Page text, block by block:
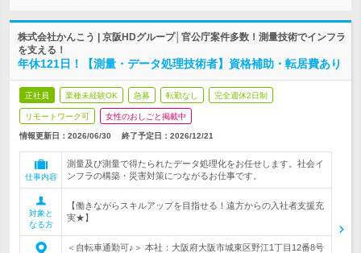
株式会社かんこう | 京阪HDグループ│官公庁案件多数！測量技術でインフラ
を支える！
年休121日！【測量・データ処理技術者】資格補助・転居費あり
正社員 業種未経験OK 急募 転勤なし 完全週休2日制
リモートワーク可 女性のおしごと掲載中
情報更新日：2026/06/30 終了予定日： 2026/12/21
仕事内容
測量及び測量で得たられたデータ処理化をお任せします。社会イ
ンフラの構築・災害対策につながるお仕事です。
対象と
なる方
【働きながらスキルアップを目指せる！遠方からの入社者支援充
実★】
＜自転車通勤可♪＞ 本社：大阪府大阪市城東区野江1丁目12番8号